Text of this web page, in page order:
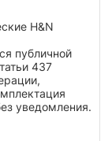
H&N
публичной
437
уведомления.